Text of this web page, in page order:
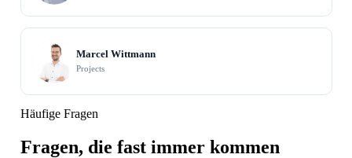
Marcel Wittmann
Projects
Häufige Fragen
Fragen, die fast immer kommen